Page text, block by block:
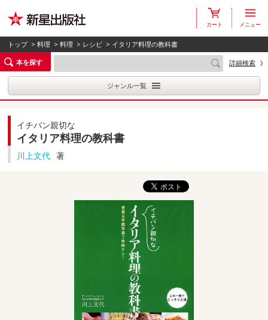
カート メニュー
トップ >料理 >料理 > レシピ > イタリア料理の教科書
本を探す
詳細検索
ジャンル一覧
イチバン親切な
イタリア料理の教科書
川上文代 著